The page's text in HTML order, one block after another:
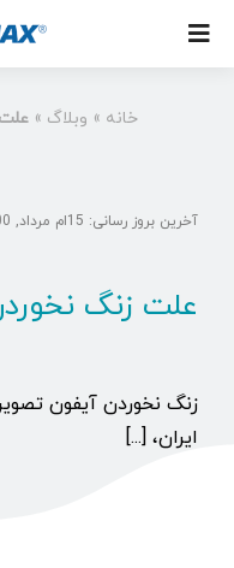
خانه » وبلاگ »
آخرین بروز رسانی: 15ام مرداد, 1400
علت زنگ
زنگ نخوردن آیفون
ایران، [...]